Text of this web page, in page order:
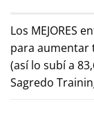
Los MEJORES
para aumentar
(así lo subí a
Sagredo